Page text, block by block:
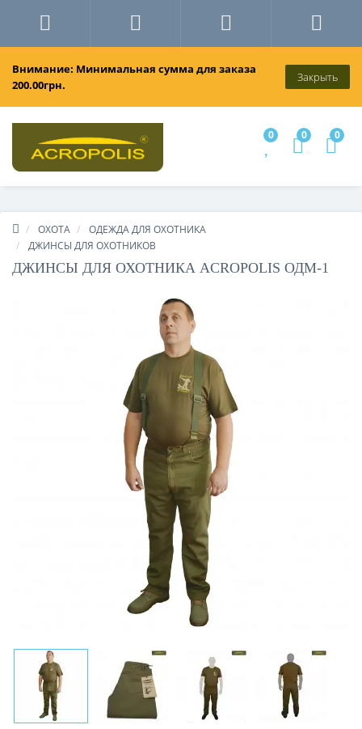
Внимание: Минимальная сумма для заказа
200.00грн.
Закрыть
0 0 0
ОХОТА
ОДЕЖДА ДЛЯ ОХОТНИКА
ДЖИНСЫ ДЛЯ ОХОТНИКОВ
ДЖИНСЫ ДЛЯ ОХОТНИКА ACROPOLIS ОДМ-1